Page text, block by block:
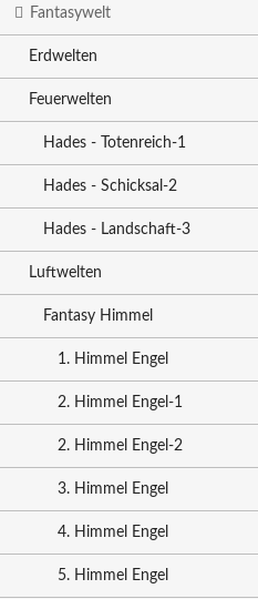
Fantasywelt
Erdwelten
Feuerwelten
Hades - Totenreich-1
Hades - Schicksal-2
Hades - Landschaft-3
Luftwelten
Fantasy Himmel
1. Himmel Engel
2. Himmel Engel-1
2. Himmel Engel-2
3. Himmel Engel
4. Himmel Engel
5. Himmel Engel